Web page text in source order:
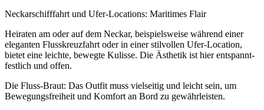
Neckarschifffahrt und Ufer-Locations: Maritimes Flair
Heiraten am oder auf dem Neckar, beispielsweise während einer
eleganten Flusskreuzfahrt oder in einer stilvollen Ufer-Location,
bietet eine leichte, bewegte Kulisse. Die Ästhetik ist hier entspannt-
festlich und offen.
Die Fluss-Braut: Das Outfit muss vielseitig und leicht sein, um
Bewegungsfreiheit und Komfort an Bord zu gewährleisten.